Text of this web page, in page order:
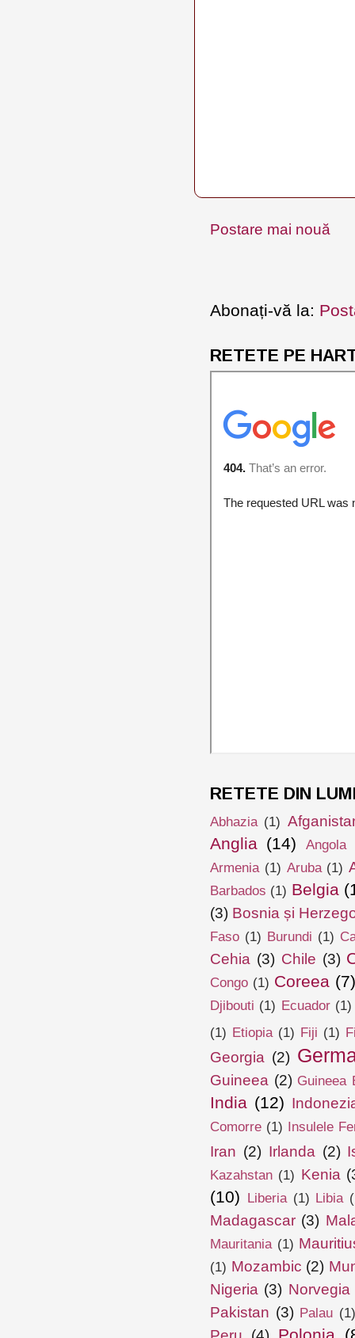
Postare mai nouă
Abonați-vă la:
RETETE PE
RETETE DIN
Abhazia (1)
Anglia (14) Angola
Armenia (1) Aruba (1)
Barbados (1) Belgia
(3) Bosnia și
Faso (1) Burundi (1)
Cehia (3) Chile (3)
Congo (1) Coreea
Djibouti (1) Ecuador (1)
(1) Etiopia (1) Fiji (1)
Georgia (2)
Guineea (2) Guineea
India (12)
Comorre (1) Insulele
Iran (2) Irlanda (2)
Kazahstan (1) Kenia
(10) Liberia (1) Libia
Madagascar (3)
Mauritania (1)
(1) Mozambic (2)
Nigeria (3) Norvegia
Pakistan (3) Palau (1)